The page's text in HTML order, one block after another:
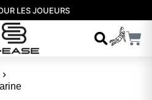
LES JOUEURS